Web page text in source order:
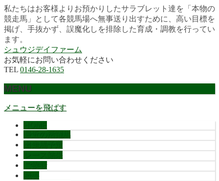
私たちはお客様よりお預かりしたサラブレット達を「本物の
競走馬」として各競馬場へ無事送り出すために、高い目標を
掲げ、手抜かず、誤魔化しを排除した育成・調教を行ってい
ます。
シュウジデイファーム
お気軽にお問い合わせください
TEL 0146-28-1635
MENU
メニューを飛ばす